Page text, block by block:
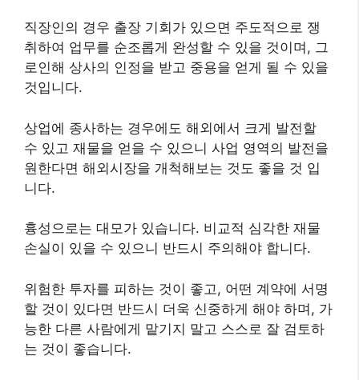
직장인의 경우 출장 기회가 있으면 주도적으로 쟁
취하여 업무를 순조롭게 완성할 수 있을 것이며, 그
로인해 상사의 인정을 받고 중용을 얻게 될 수 있을
것입니다.
상업에 종사하는 경우에도 해외에서 크게 발전할
수 있고 재물을 얻을 수 있으니 사업 영역의 발전을
원한다면 해외시장을 개척해보는 것도 좋을 것 입
니다.
흉성으로는 대모가 있습니다. 비교적 심각한 재물
손실이 있을 수 있으니 반드시 주의해야 합니다.
위험한 투자를 피하는 것이 좋고, 어떤 계약에 서명
할 것이 있다면 반드시 더욱 신중하게 해야 하며, 가
능한 다른 사람에게 맡기지 말고 스스로 잘 검토하
는 것이 좋습니다.